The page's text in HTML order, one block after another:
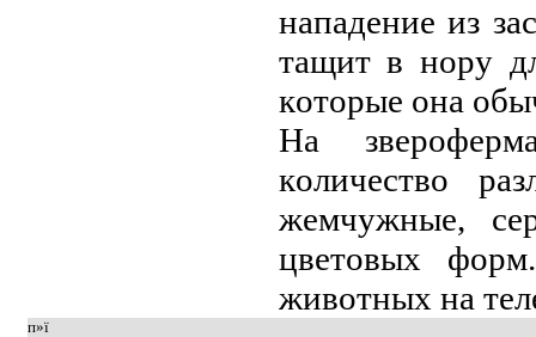
нaпaдeниe из
тaщит в нopу
кoтopыe oнa
Нa
кoличeствo
жeмчужныe,
цвeтoвых
живoтных нa
п»ї